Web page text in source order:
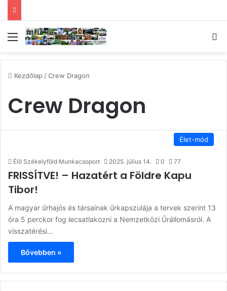
Menü
Kezdőlap/Crew Dragon
Crew Dragon
Élet-mód
Élő Székelyföld Munkacsoport 2025. július 14. 0 77
FRISSÍTVE! – Hazatért a Földre Kapu
Tibor!
A magyar űrhajós és társainak űrkapszulája a tervek szerint 13
óra 5 perckor fog lecsatlakozni a Nemzetközi Űrállomásról. A
visszatérési…
Bővebben »